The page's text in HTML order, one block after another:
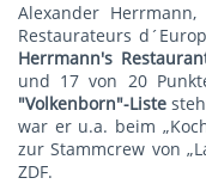
Alexander
Restaurateurs
Herrmann's Restauran
und 17 von 20
"Volkenborn"-Liste
war er u.a. beim
zur Stammcrew von
ZDF.